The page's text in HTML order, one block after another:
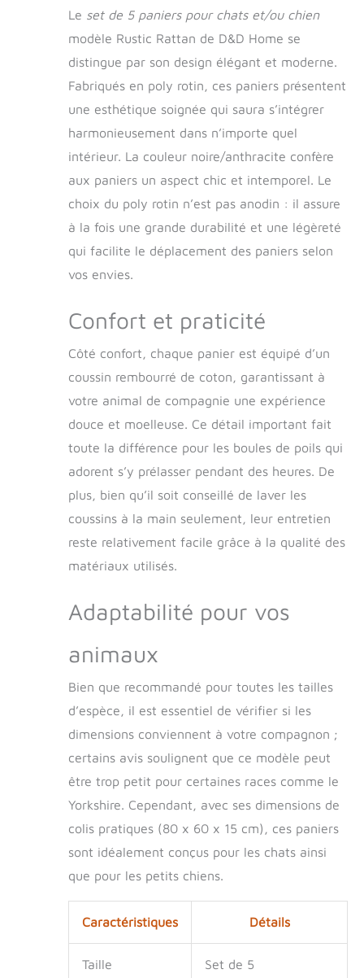
votre animal puisse
dormir paisiblement,
il est nécessaire de
lui offrir un
douillet et
confortable, c'est ce
que vous propose
D&D Home avec ce
lot de panier Rustic
Rattan Ce couchage
allie robustesse et
résistance grâce à
sa conception en
osier : Pour inviter
coussin doux et
amovible. Le design
et la couleur de ce
parfaitement avec
votre intérieur. Ce
panier est peu
encombrant ; il ne
prendra pas
beaucoup de place
Vous pouvez le
nettoyer avec de
l’eau et du savon.
Lavez et séchez en
saleté et la litière qui
s'accumulent dans
de le laisser à l'air,
le tout en quelques
pour chat et chien
se décline en 4
tailles : 54 x 40 x
19 cm / 63 x 50 x 21
cm / 70 x 53 x 23
cm La Garantie
D&D, produits de
style de vie
compagnie : Les
produits sont
fabriqués avec des
Le set de 5 paniers pour chats et/ou chien
modèle Rustic Rattan de D&D Home se
distingue par son design élégant et moderne.
Fabriqués en poly rotin, ces paniers présentent
une esthétique soignée qui saura s’intégrer
harmonieusement dans n’importe quel
intérieur. La couleur noire/anthracite confère
aux paniers un aspect chic et intemporel. Le
choix du poly rotin n’est pas anodin : il assure
à la fois une grande durabilité et une légèreté
qui facilite le déplacement des paniers selon
vos envies.
Confort et praticité
Côté confort, chaque panier est équipé d’un
coussin rembourré de coton, garantissant à
votre animal de compagnie une expérience
douce et moelleuse. Ce détail important fait
toute la différence pour les boules de poils qui
adorent s’y prélasser pendant des heures. De
plus, bien qu’il soit conseillé de laver les
coussins à la main seulement, leur entretien
reste relativement facile grâce à la qualité des
matériaux utilisés.
Adaptabilité pour vos
animaux
Bien que recommandé pour toutes les tailles
d’espèce, il est essentiel de vérifier si les
dimensions conviennent à votre compagnon ;
certains avis soulignent que ce modèle peut
être trop petit pour certaines races comme le
Yorkshire. Cependant, avec ses dimensions de
colis pratiques (80 x 60 x 15 cm), ces paniers
sont idéalement conçus pour les chats ainsi
que pour les petits chiens.
Caractéristiques Détails
Taille Set de 5